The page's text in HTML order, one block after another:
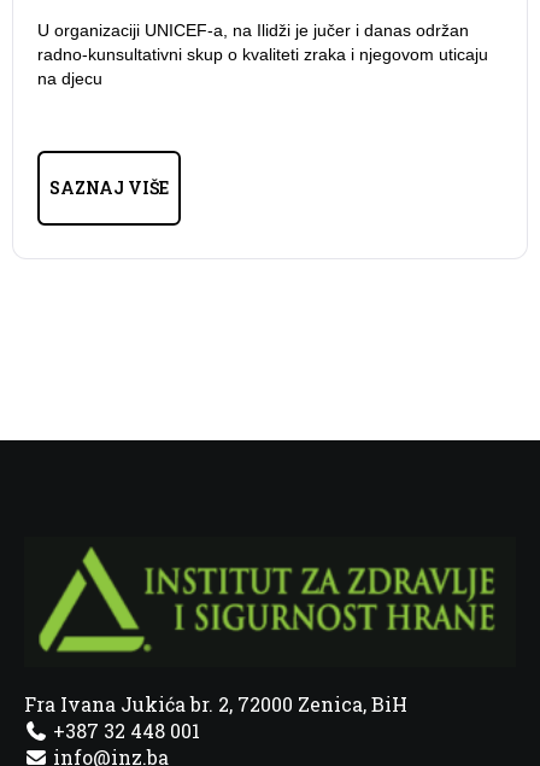
U organizaciji UNICEF-a, na Ilidži je jučer i danas održan
radno-kunsultativni skup o kvaliteti zraka i njegovom uticaju
na djecu
SAZNAJ VIŠE
Fra Ivana Jukića br. 2, 72000 Zenica, BiH
+387 32 448 001
info@inz.ba